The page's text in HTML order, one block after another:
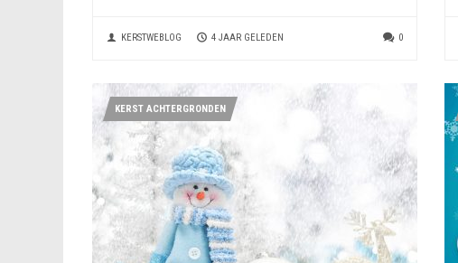
KERSTWEBLOG 4 JAAR GELEDEN 0
KERST ACHTERGRONDEN